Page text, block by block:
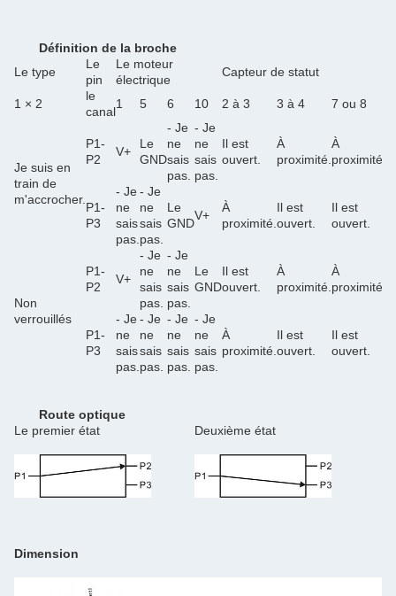
Définition de la broche
Le type
Le
pin
Le moteur
électrique
Capteur de statut
1 × 2
le
canal
1 5 6 10 2 à 3 3 à 4 7 ou 8
Je suis en
train de
m'accrocher.
P1-
P2
V+
Le
GND
- Je
ne
sais
pas.
- Je
ne
sais
pas.
Il est
ouvert.
À
proximité.
À
proximité.
P1-
P3
- Je
ne
sais
pas.
- Je
ne
sais
pas.
Le
GND
V+
À
proximité.
Il est
ouvert.
Il est
ouvert.
Non
verrouillés
P1-
P2
V+
- Je
ne
sais
pas.
- Je
ne
sais
pas.
Le
GND
Il est
ouvert.
À
proximité.
À
proximité.
P1-
P3
- Je
ne
sais
pas.
- Je
ne
sais
pas.
- Je
ne
sais
pas.
- Je
ne
sais
pas.
À
proximité.
Il est
ouvert.
Il est
ouvert.
Route optique
Le premier état
Deuxième état
Dimension